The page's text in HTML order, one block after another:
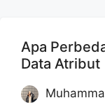
Apa
Data Atribut